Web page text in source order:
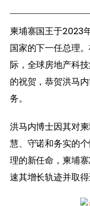
柬埔寨国王于2023
国家的下一任总理
际，全球房地产科
的祝贺，恭贺洪马
务。
洪马内博士因其对
慧、守诺和务实的
理的新任命，柬埔
速其增长轨迹并取得